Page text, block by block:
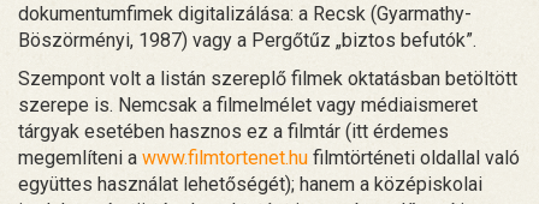
dokumentumfimek digitalizálása: a Recsk (Gyarmathy-
Böszörményi, 1987) vagy a Pergőtűz „biztos befutók”.
Szempont volt a listán szereplő filmek oktatásban betöltött
szerepe is. Nemcsak a filmelmélet vagy médiaismeret
tárgyak esetében hasznos ez a filmtár (itt érdemes
megemlíteni a www.filmtortenet.hu filmtörténeti oldallal való
együttes használat lehetőségét); hanem a középiskolai